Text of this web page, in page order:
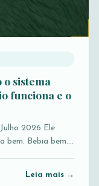
sistema
funciona e o
2026 Ele
bem. Bebia bem.…
Leia mais →